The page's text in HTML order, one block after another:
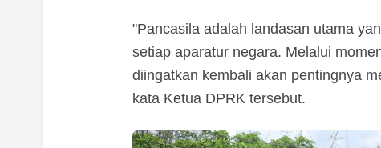
"Pancasila adalah landasan utama
setiap aparatur negara. Melalui
diingatkan kembali akan pentingnya
kata Ketua DPRK tersebut.